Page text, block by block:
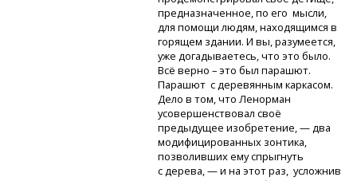
предназначенное, по его мысли,
для помощи людям, находящимся в
горящем здании. И вы, разумеется,
уже догадываетесь, что это было.
Всё верно – это был парашют.
Парашют с деревянным каркасом.
Дело в том, что Ленорман
усовершенствовал своё
предыдущее изобретение, — два
модифицированных зонтика,
позволивших ему спрыгнуть
с дерева, — и на этот раз, усложнив